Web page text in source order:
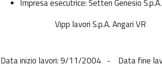
Impresa esecutrice:Setten Genesio
Vipp lavori S.p.A. Angari VR
Data inizio lavori: 9/11/2004 - Data fine